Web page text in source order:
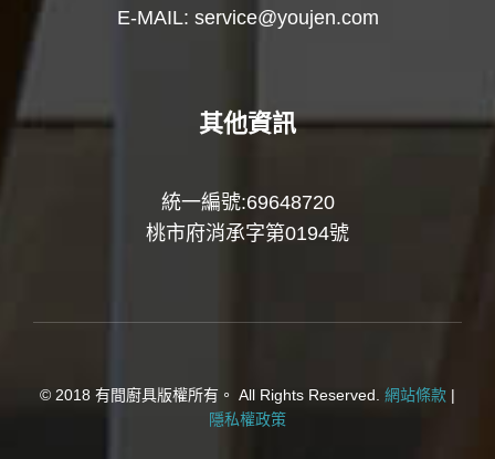
E-MAIL: service@youjen.com
其他資訊
統一編號:69648720
桃市府消承字第0194號
© 2018 有間廚具版權所有。 All Rights Reserved. 網站條款 |
隱私權政策